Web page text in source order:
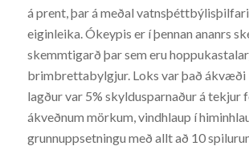
á prent, þar á meðal
eiginleika. Ókeypis er í þennan ananrs
skemmtigarð þar sem eru
brimbrettabylgjur. Loks var það ákvæði
lagður var 5% skyldusparnaður á tekjur
ákveðnum mörkum, vindhlaup í
grunnuppsetningu með allt að 10